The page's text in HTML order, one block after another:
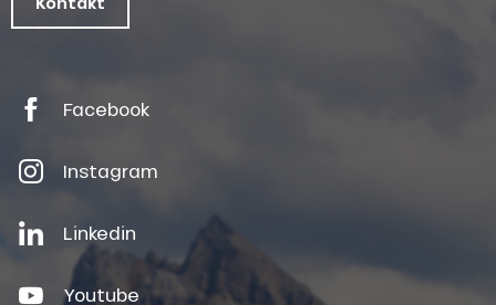
Facebook
Instagram
Linkedin
Youtube